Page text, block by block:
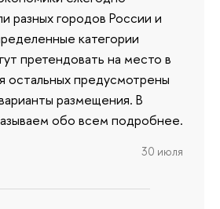
разных городов России и
категории
претендовать на место в
остальных предусмотрены
размещения. В
обо всем подробнее.
30 июля